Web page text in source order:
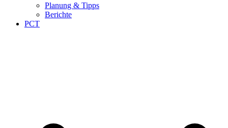
Planung & Tipps
Berichte
PCT